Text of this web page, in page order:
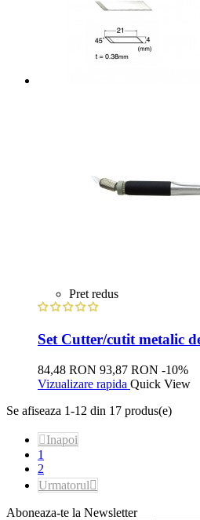
Pret redus
Set Cutter/cutit metalic
84,48 RON 93,87 RON -10%
Vizualizare rapida Quick View
Se afiseaza 1-12 din 17 produs(e)
 Inapoi
1
2
Urmatorul
Aboneaza-te la Newsletter